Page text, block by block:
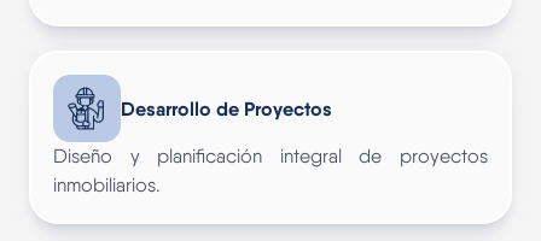
Desarrollo de Proyectos
Diseño y planificación integral de proyectos
inmobiliarios.